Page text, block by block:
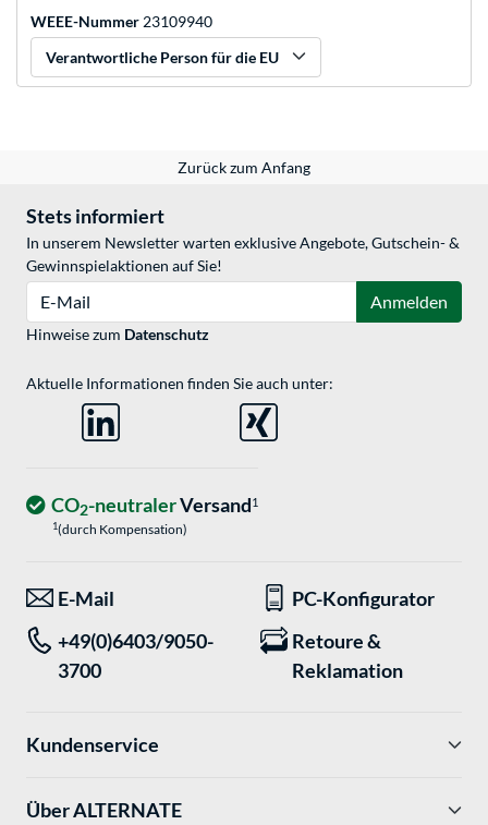
WEEE-Nummer 23109940
Verantwortliche Person für die EU
Zurück zum Anfang
Stets informiert
In unserem Newsletter warten exklusive Angebote, Gutschein- &
Gewinnspielaktionen auf Sie!
Anmelden
Hinweise zum Datenschutz
Aktuelle Informationen finden Sie auch unter:
CO2-neutralerVersand1
1(durch Kompensation)
E-Mail
PC-Konfigurator
+49(0)6403/9050-
3700
Retoure &
Reklamation
Kundenservice
Über ALTERNATE